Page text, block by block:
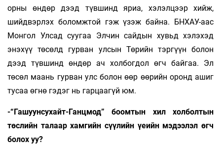
орны өндөр дээд түвшинд яриа, хэлэлцээр хийж,
шийдвэрлэх боломжтой гэж үзэж байна. БНХАУ-аас
Монгол Улсад суугаа Элчин сайдын хувьд хэлэхэд
энэхүү төсөлд гурван улсын Төрийн тэргүүн болон
дээд түвшинд өндөр ач холбогдол өгч байгаа. Эл
төсөл маань гурван улс болон өөр өөрийн оронд ашиг
тусаа өгнө гэдэг нь гарцаагүй юм.
-“Гашуунсухайт-Ганцмод” боомтын хил холболтын
төслийн талаар хамгийн сүүлийн үеийн мэдээлэл өгч
болох уу?